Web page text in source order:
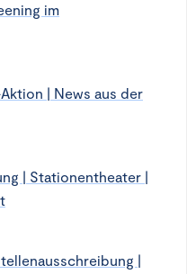
im
| News aus der
| Stationentheater |
|